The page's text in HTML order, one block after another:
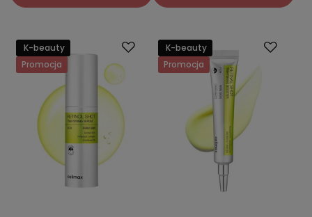
K-beauty
Promocja
K-beauty
Promocja